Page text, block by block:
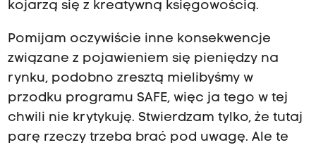
kojarzą się z kreatywną księgowością.
Pomijam oczywiście inne konsekwencje
związane z pojawieniem się pieniędzy na
rynku, podobno zresztą mielibyśmy w
przodku programu SAFE, więc ja tego w tej
chwili nie krytykuję. Stwierdzam tylko, że tutaj
parę rzeczy trzeba brać pod uwagę. Ale te